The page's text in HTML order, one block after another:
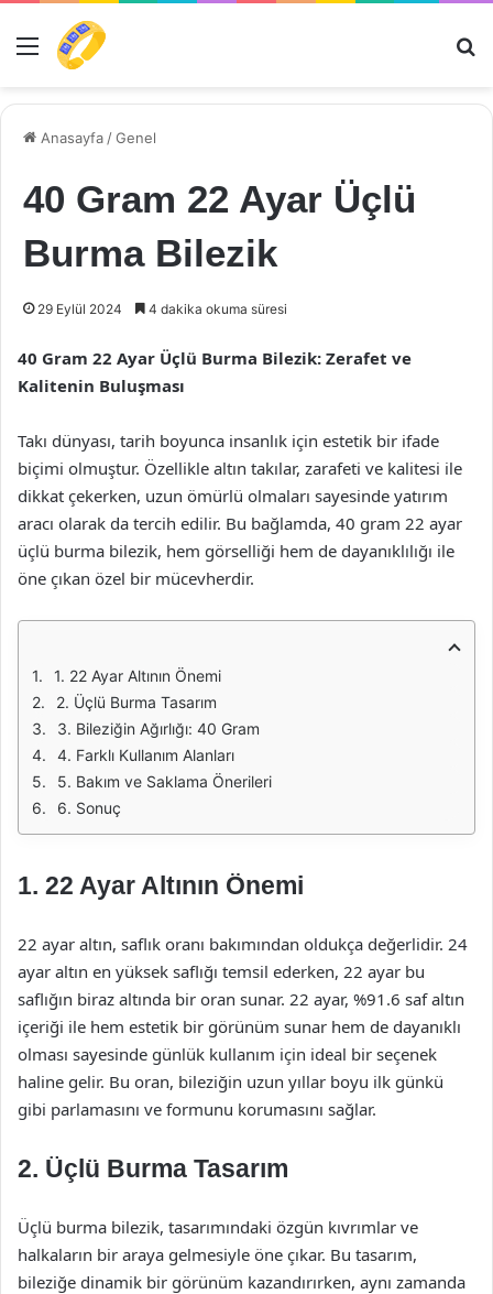
Menü
Anasayfa /Genel
40 Gram 22 Ayar Üçlü
Burma Bilezik
29 Eylül 2024 4 dakika okuma süresi
40 Gram 22 Ayar Üçlü Burma Bilezik: Zerafet ve
Kalitenin Buluşması
Takı dünyası, tarih boyunca insanlık için estetik bir ifade
biçimi olmuştur. Özellikle altın takılar, zarafeti ve kalitesi ile
dikkat çekerken, uzun ömürlü olmaları sayesinde yatırım
aracı olarak da tercih edilir. Bu bağlamda, 40 gram 22 ayar
üçlü burma bilezik, hem görselliği hem de dayanıklılığı ile
öne çıkan özel bir mücevherdir.
1. 22 Ayar Altının Önemi
2. Üçlü Burma Tasarım
3. Bileziğin Ağırlığı: 40 Gram
4. Farklı Kullanım Alanları
5. Bakım ve Saklama Önerileri
6. Sonuç
1. 22 Ayar Altının Önemi
22 ayar altın, saflık oranı bakımından oldukça değerlidir. 24
ayar altın en yüksek saflığı temsil ederken, 22 ayar bu
saflığın biraz altında bir oran sunar. 22 ayar, %91.6 saf altın
içeriği ile hem estetik bir görünüm sunar hem de dayanıklı
olması sayesinde günlük kullanım için ideal bir seçenek
haline gelir. Bu oran, bileziğin uzun yıllar boyu ilk günkü
gibi parlamasını ve formunu korumasını sağlar.
2. Üçlü Burma Tasarım
Üçlü burma bilezik, tasarımındaki özgün kıvrımlar ve
halkaların bir araya gelmesiyle öne çıkar. Bu tasarım,
bileziğe dinamik bir görünüm kazandırırken, aynı zamanda